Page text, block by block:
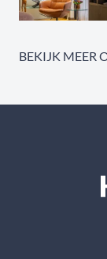
BEKIJK MEER